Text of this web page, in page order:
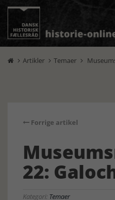
 Artikler  Temaer 
Forrige artikel
22:
Kategori: Temaer